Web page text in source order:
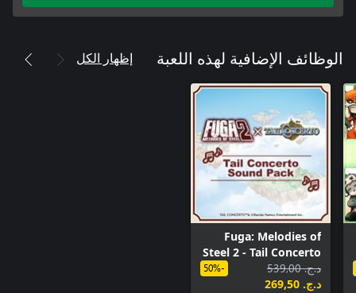
الوظائف الإضافية لهذه اللعبة إظهار الكل
Fuga: Melodies of
Steel 2 - Tail Concerto
Sound Pack
د.ج.‏ 539,00
د.ج.‏ 269,50
-50%